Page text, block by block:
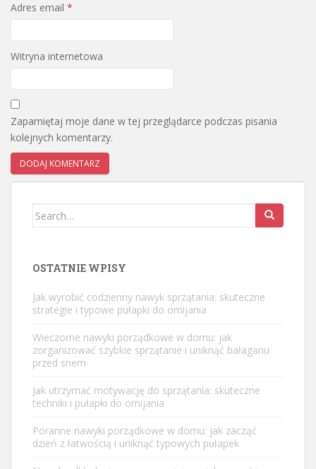
Adres email *
Witryna internetowa
Zapamiętaj moje dane w tej przeglądarce podczas pisania
kolejnych komentarzy.
Search
OSTATNIE WPISY
Jak wyrobić codzienny nawyk sprzątania: skuteczne
strategie i typowe pułapki do omijania
Wieczorne nawyki porządkowe w domu: jak
zorganizować szybkie sprzątanie i uniknąć bałaganu
przed snem
Jak utrzymać motywację do sprzątania: skuteczne
techniki i pułapki do omijania
Poranne nawyki porządkowe w domu: jak zacząć
dzień z łatwością i uniknąć typowych pułapek